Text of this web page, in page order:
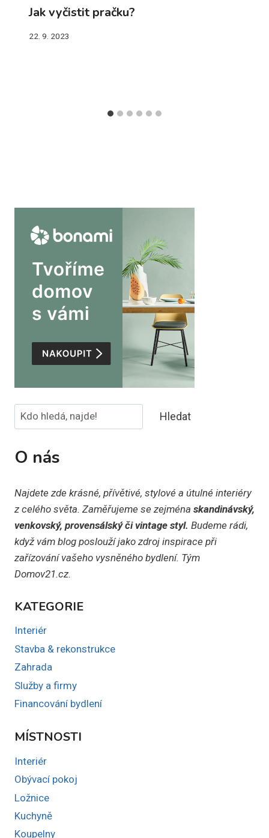
Jak vyčistit pračku?
22. 9. 2023
Hledat Hledat
O nás
Najdete zde krásné, přívětivé, stylové a útulné interiéry
z celého světa. Zaměřujeme se zejména skandinávský,
venkovský, provensálský či vintage styl. Budeme rádi,
když vám blog poslouží jako zdroj inspirace při
zařízování vašeho vysněného bydlení. Tým
Domov21.cz.
KATEGORIE
Interiér
Stavba & rekonstrukce
Zahrada
Služby a firmy
Financování bydlení
MÍSTNOSTI
Interiér
Obývací pokoj
Ložnice
Kuchyně
Koupelny